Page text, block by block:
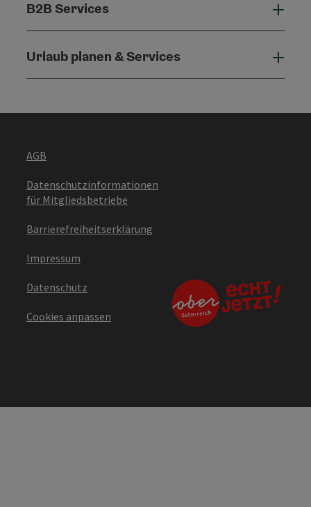
B2B Services
Urlaub planen & Services
AGB
Datenschutzinformationen
für Mitgliedsbetriebe
Barrierefreiheitserklärung
Impressum
Datenschutz
Cookies anpassen